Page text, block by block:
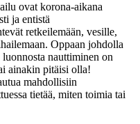
ovat korona-aikana
ja entistä
retkeilemään, vesille,
Oppaan johdolla
nauttiminen on
ainakin pitäisi olla!
mahdollisiin
tietää, miten toimia tai